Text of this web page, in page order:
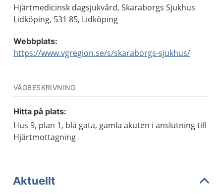
Hjärtmedicinsk dagsjukvård, Skaraborgs Sjukhus
Lidköping, 531 85, Lidköping
Webbplats:
https://www.vgregion.se/s/skaraborgs-sjukhus/
VÄGBESKRIVNING
Hitta på plats:
Hus 9, plan 1, blå gata, gamla akuten i anslutning till
Hjärtmottagning
Aktuellt